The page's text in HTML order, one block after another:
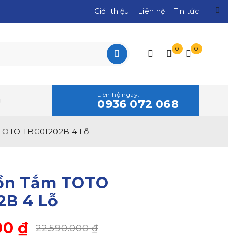
Giới thiệu Liên hệ Tin tức
0 0
Liên hệ ngay:
0936 072 068
TBG01202B 4 Lỗ
Tắm TOTO
4 Lỗ
22.590.000₫
₫